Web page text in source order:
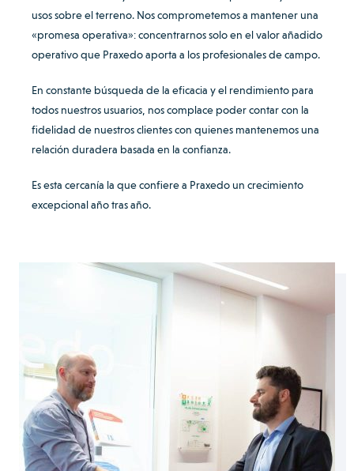
usos sobre el terreno. Nos comprometemos a mantener una
«promesa operativa»: concentrarnos solo en el valor añadido
operativo que Praxedo aporta a los profesionales de campo.
En constante búsqueda de la eficacia y el rendimiento para
todos nuestros usuarios, nos complace poder contar con la
fidelidad de nuestros clientes con quienes mantenemos una
relación duradera basada en la confianza.
Es esta cercanía la que confiere a Praxedo un crecimiento
excepcional año tras año.